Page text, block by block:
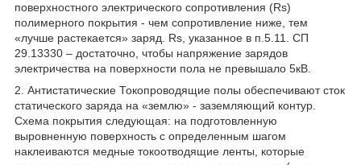
поверхностного электрического сопротивления (Rs)
полимерного покрытия - чем сопротивление ниже, тем
«лучше растекается» заряд. Rs, указанное в п.5.11. СП
29.13330 – достаточно, чтобы напряжение зарядов
электричества на поверхности пола не превышало 5кВ.
2. Антистатические Токопроводящие полы обеспечивают сток
статического заряда на «землю» - заземляющий контур.
Схема покрытия следующая: на подготовленную
выровненную поверхность с определенным шагом
наклеиваются медные токоотводящие ленты, которые